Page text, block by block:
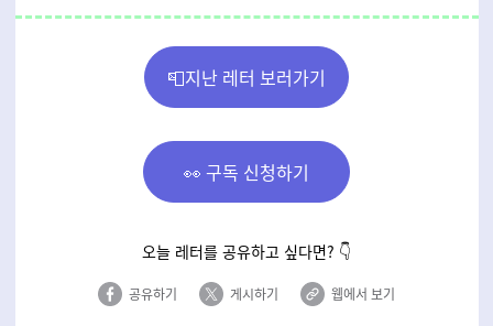
📮지난 레터 보러가기
👀 구독 신청하기
오늘 레터를 공유하고 싶다면? 👇
공유하기 게시하기 웹에서 보기